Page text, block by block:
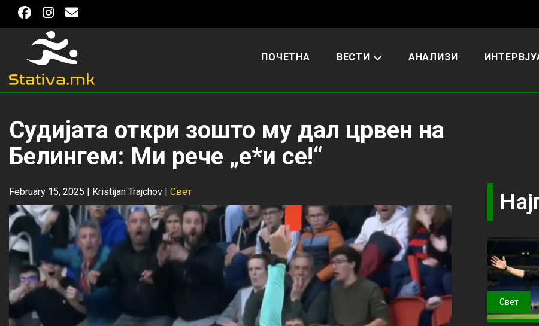
ПОЧЕТНА ВЕСТИ АНАЛИЗИ
Судијата откри зошто му дал црвен на
Белингем: Ми рече „е*и се!“
February 15, 2025 | Kristijan Trajchov | Свет
Свет